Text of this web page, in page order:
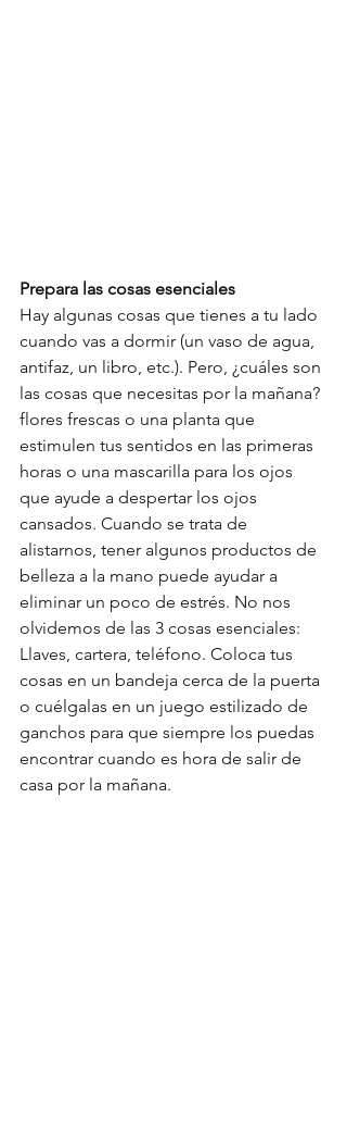
Prepara las cosas esenciales
Hay algunas cosas que tienes a tu lado
cuando vas a dormir (un vaso de agua,
antifaz, un libro, etc.). Pero, ¿cuáles son
las cosas que necesitas por la mañana?
flores frescas o una planta que
estimulen tus sentidos en las primeras
horas o una mascarilla para los ojos
que ayude a despertar los ojos
cansados. Cuando se trata de
alistarnos, tener algunos productos de
belleza a la mano puede ayudar a
eliminar un poco de estrés. No nos
olvidemos de las 3 cosas esenciales:
Llaves, cartera, teléfono. Coloca tus
cosas en un bandeja cerca de la puerta
o cuélgalas en un juego estilizado de
ganchos para que siempre los puedas
encontrar cuando es hora de salir de
casa por la mañana.